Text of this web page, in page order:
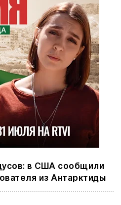
в США сообщили
из Антарктиды